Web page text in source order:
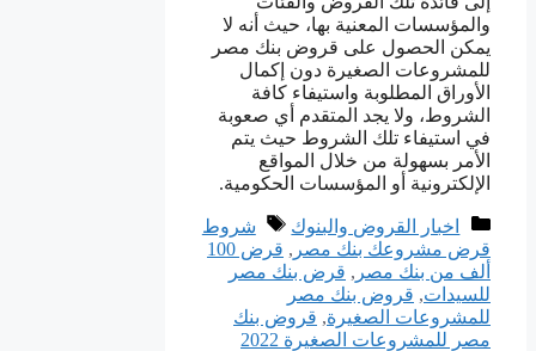
والمؤسسات المعنية بها، حيث أنه لا
يمكن الحصول على قروض بنك مصر
للمشروعات الصغيرة دون إكمال
الأوراق المطلوبة واستيفاء كافة
الشروط، ولا يجد المتقدم أي صعوبة
في استيفاء تلك الشروط حيث يتم
الأمر بسهولة من خلال المواقع
الإلكترونية أو المؤسسات الحكومية.
التصنيفات
اخبار القروض والبنوك الوسوم
شروط
قرض مشروعك بنك مصر ,
قرض 100
ألف من بنك مصر , قرض بنك مصر
للسيدات, قروض بنك مصر
للمشروعات الصغيرة, قروض بنك
مصر للمشروعات الصغيرة 2022